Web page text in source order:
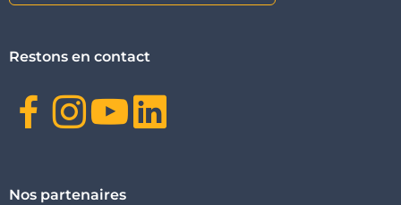
Restons en contact
Facebook
Instagram
Youtube
Nos partenaires